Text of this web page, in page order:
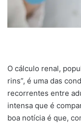
O cálculo renal,
rins”, é uma das
recorrentes entre
intensa que é
boa notícia é que,